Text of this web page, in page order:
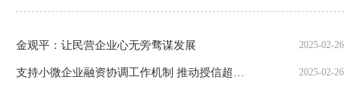
金观平：让民营企业心无旁骛谋发展 2025-02-26
支持小微企业融资协调工作机制 推动授信超10万亿元 2025-02-26